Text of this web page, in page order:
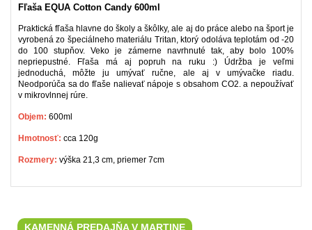
Fľaša EQUA Cotton Candy 600ml
Praktická fľaša hlavne do školy a škôlky, ale aj do práce alebo na šport je
vyrobená zo špeciálneho materiálu Tritan, ktorý odoláva teplotám od -20
do 100 stupňov. Veko je zámerne navrhnuté tak, aby bolo 100%
nepriepustné. Fľaša má aj popruh na ruku :) Údržba je veľmi
jednoduchá, môžte ju umývať ručne, ale aj v umývačke riadu.
Neodporúča sa do fľaše nalievať nápoje s obsahom CO2. a nepoužívať
v mikrovlnnej rúre.
Objem: 600ml
Hmotnosť: cca 120g
Rozmery: výška 21,3 cm, priemer 7cm
KAMENNÁ PREDAJŇA V MARTINE